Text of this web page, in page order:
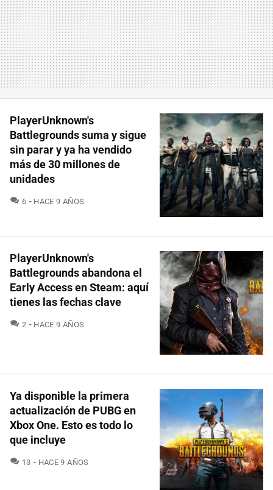
PlayerUnknown's
Battlegrounds suma y sigue
sin parar y ya ha vendido
más de 30 millones de
unidades
6 COMENTARIOS
HACE 9 AÑOS
PlayerUnknown's
Battlegrounds abandona el
Early Access en Steam: aquí
tienes las fechas clave
2 COMENTARIOS
HACE 9 AÑOS
Ya disponible la primera
actualización de PUBG en
Xbox One. Esto es todo lo
que incluye
13 COMENTARIOS
HACE 9 AÑOS